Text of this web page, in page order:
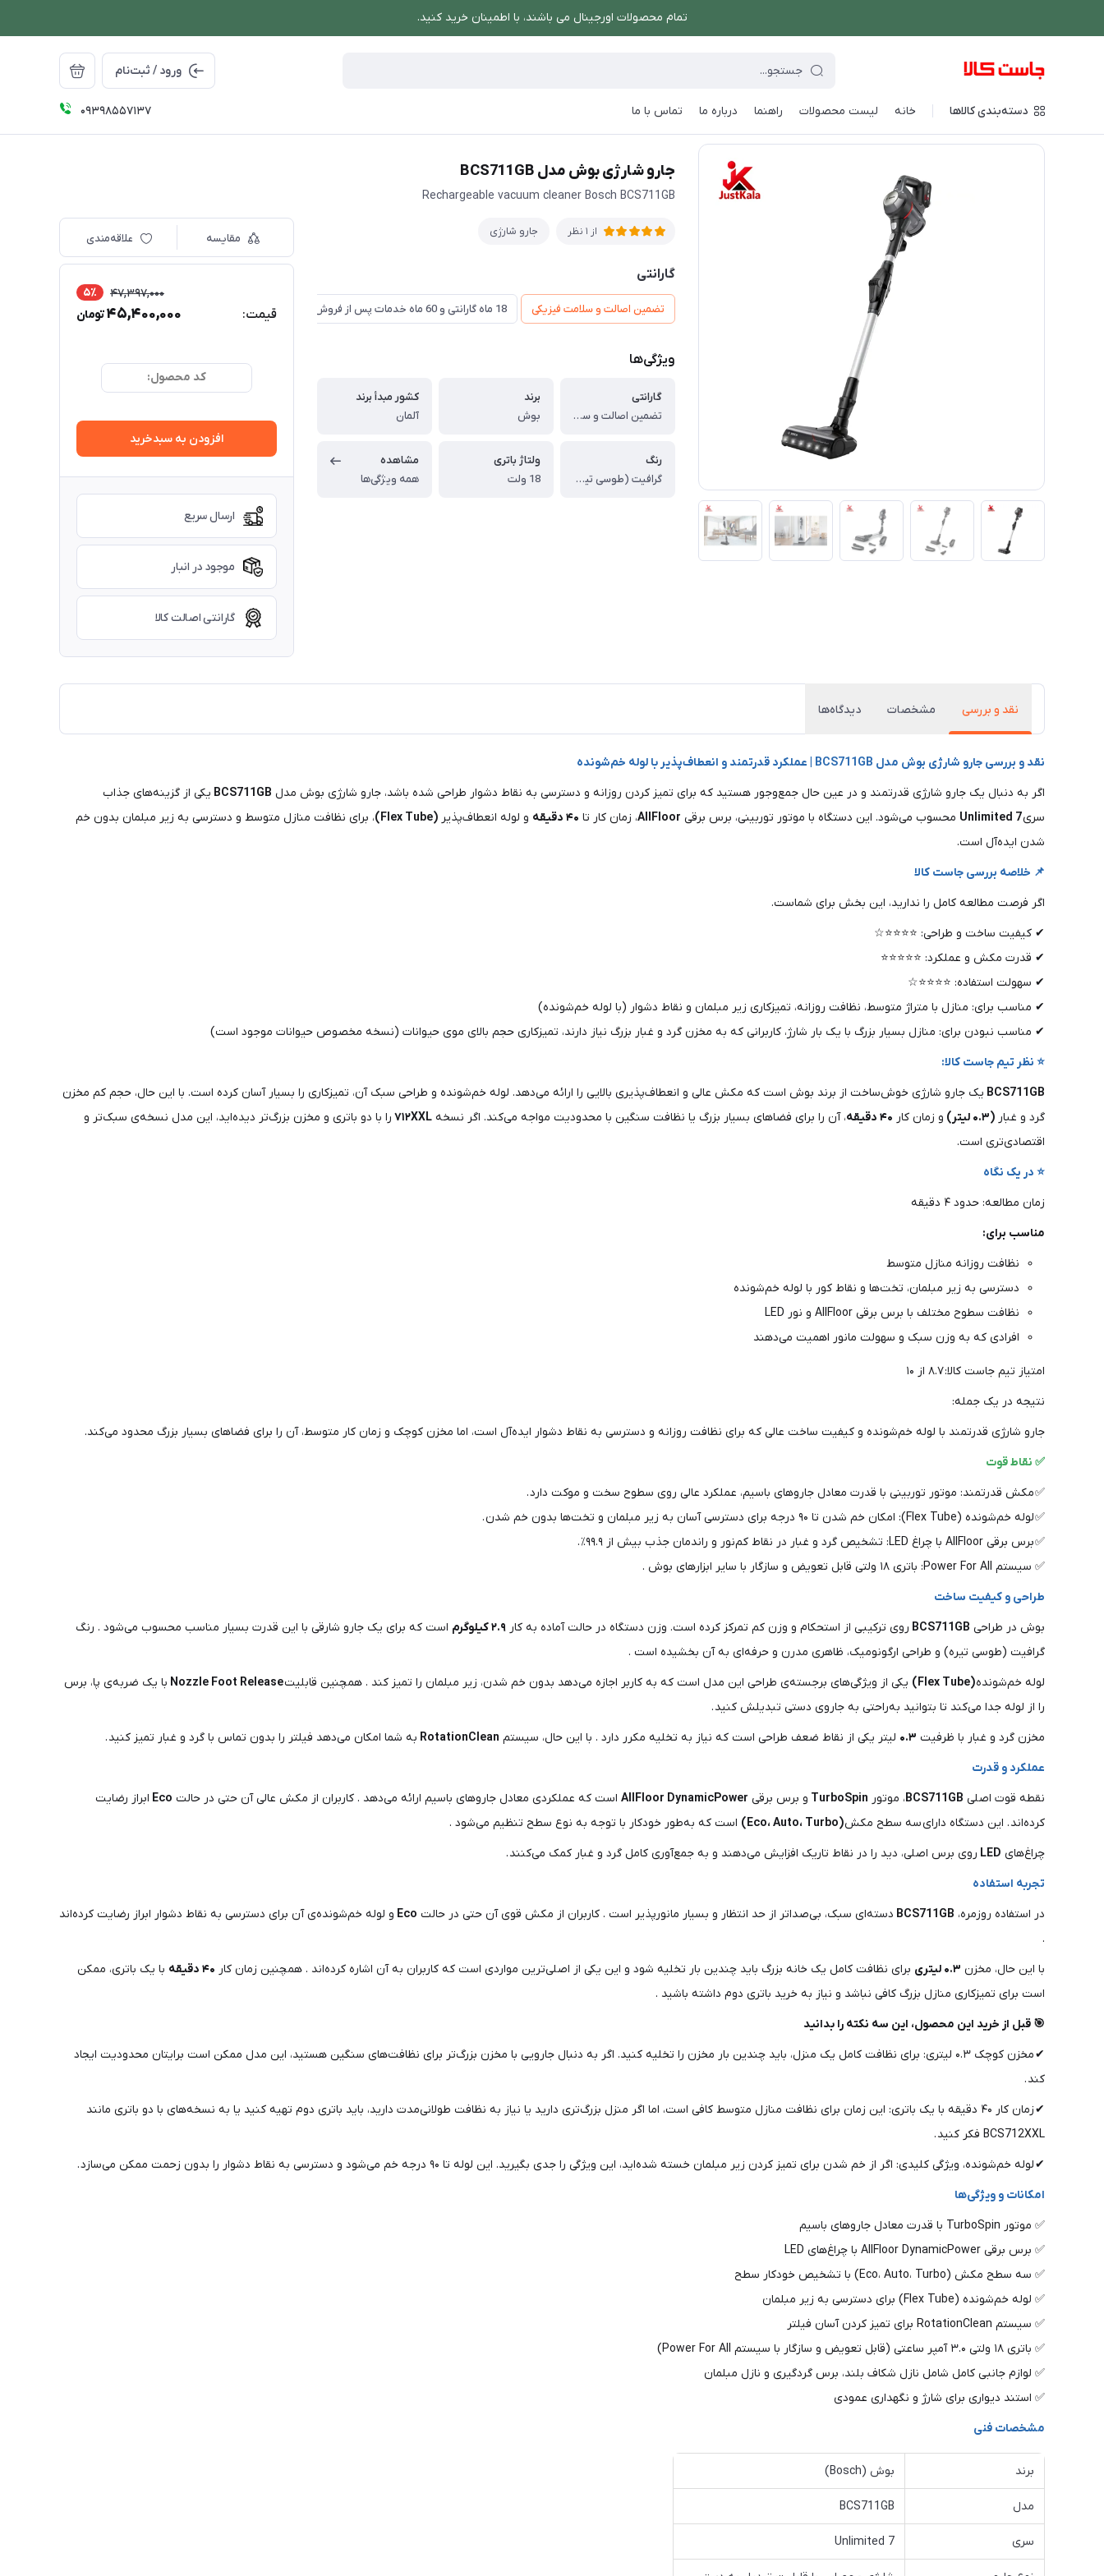
تمام محصولات اورجینال می باشند، با اطمینان خرید کنید.
ورود / ثبت‌نام
دسته‌بندی کالاها خانه لیست محصولات راهنما درباره ما تماس با ما 09398557137
فروشگاه اینترنتی جاست کالا شستشو و نظافت / جارو شارژی جارو شارژی بوش مدل BCS711GB
جارو شارژی بوش مدل BCS711GB
Rechargeable vacuum cleaner Bosch BCS711GB
از 1 نظر جارو شارژی
گارانتی
تضمین اصالت و سلامت فیزیکی 18 ماه گارانتی و 60 ماه خدمات پس از فروش و گارانتی تعویض
ویژگی‌ها
گارانتی
تضمین اصالت و سلامت کالا (اورجینال)
برند
بوش
کشور مبدأ برند
آلمان
رنگ
گرافیت (طوسی تیره)
ولتاژ باتری
18 ولت
مشاهده
همه ویژگی‌ها
مقایسه علاقه‌مندی
قیمت:
47,397,000 5٪
45,400,000تومان
کد محصول:
افزودن به سبدخرید
ارسال سریع
موجود در انبار
گارانتی اصالت کالا
نقد و بررسی مشخصات دیدگاه‌ها
نقد و بررسی جارو شارژی بوش مدل BCS711GB | عملکرد قدرتمند و انعطاف‌پذیر با لوله خم‌شونده
اگر به دنبال یک جارو شارژی قدرتمند و در عین حال جمع‌وجور هستید که برای تمیز کردن روزانه و دسترسی به نقاط دشوار طراحی شده باشد، جارو شارژی بوش مدل BCS711GB یکی از گزینه‌های جذاب
سری
محسوب می‌شود. این دستگاه با موتور توربینی، برس برقی AllFloor، زمان کار تا ۴۰ دقیقه و لوله انعطاف‌پذیر (Flex Tube)
، برای نظافت منازل متوسط و دسترسی به زیر مبلمان بدون خم
شدن ایده‌آل است.
📌 خلاصه بررسی جاست کالا
اگر فرصت مطالعه کامل را ندارید، این بخش برای شماست.
✔ کیفیت ساخت و طراحی: ⭐⭐⭐⭐☆
✔ قدرت مکش و عملکرد: ⭐⭐⭐⭐⭐
✔ سهولت استفاده: ⭐⭐⭐⭐☆
✔ مناسب برای: منازل با متراژ متوسط، نظافت روزانه، تمیزکاری زیر مبلمان و نقاط دشوار (با لوله خم‌شونده)
✔ مناسب نبودن برای: منازل بسیار بزرگ با یک بار شارژ، کاربرانی که به مخزن گرد و غبار بزرگ نیاز دارند، تمیزکاری حجم بالای موی حیوانات (نسخه مخصوص حیوانات موجود است)
⭐ نظر تیم جاست کالا:
BCS711GB یک جارو شارژی خوش‌ساخت از برند بوش است که مکش عالی و انعطاف‌پذیری بالایی را ارائه می‌دهد. لوله خم‌شونده و طراحی سبک آن، تمیزکاری را بسیار آسان کرده است. با این حال، حجم کم مخزن
گرد و غبار (۰.۳ لیتر) و زمان کار ۴۰ دقیقه ، آن را برای فضاهای بسیار بزرگ یا نظافت سنگین با محدودیت مواجه می‌کند. اگر نسخه ۷۱۲XXL را با دو باتری و مخزن بزرگ‌تر دیده‌اید، این مدل نسخه‌ی سبک‌تر و
اقتصادی‌تری است.
⭐ در یک نگاه
زمان مطالعه: حدود ۴ دقیقه
مناسب برای:
نظافت روزانه منازل متوسط
دسترسی به زیر مبلمان، تخت‌ها و نقاط کور با لوله خم‌شونده
نظافت سطوح مختلف با برس برقی AllFloor و نور LED
افرادی که به وزن سبک و سهولت مانور اهمیت می‌دهند
امتیاز تیم جاست کالا: ۸.۷ از ۱۰
نتیجه در یک جمله:
جارو شارژی قدرتمند با لوله خم‌شونده و کیفیت ساخت عالی که برای نظافت روزانه و دسترسی به نقاط دشوار ایده‌آل است، اما مخزن کوچک و زمان کار متوسط، آن را برای فضاهای بسیار بزرگ محدود می‌کند.
✅ نقاط قوت
✅ مکش قدرتمند: موتور توربینی با قدرت معادل جاروهای باسیم، عملکرد عالی روی سطوح سخت و موکت دارد .
✅ لوله خم‌شونده (Flex Tube): امکان خم شدن تا ۹۰ درجه برای دسترسی آسان به زیر مبلمان و تخت‌ها بدون خم شدن .
✅ برس برقی AllFloor با چراغ LED: تشخیص گرد و غبار در نقاط کم‌نور و راندمان جذب بیش از ۹۹.۹٪ .
✅ سیستم Power For All: باتری ۱۸ ولتی قابل تعویض و سازگار با سایر ابزارهای بوش .
طراحی و کیفیت ساخت
بوش در طراحی BCS711GB روی ترکیبی از استحکام و وزن کم تمرکز کرده است. وزن دستگاه در حالت آماده به کار ۲.۹ کیلوگرم
است که برای یک جارو شارقی با این قدرت بسیار مناسب محسوب می‌شود . رنگ
گرافیت (طوسی تیره) و طراحی ارگونومیک، ظاهری مدرن و حرفه‌ای به آن بخشیده است .
لوله خم‌شونده(Flex Tube) یکی از ویژگی‌های برجسته‌ی طراحی این مدل است که به کاربر اجازه می‌دهد بدون خم شدن، زیر مبلمان را تمیز کند . همچنین قابلیت
با یک ضربه‌ی پا، برس
را از لوله جدا می‌کند تا بتوانید به‌راحتی به جاروی دستی تبدیلش کنید .
مخزن گرد و غبار با ظرفیت ۰.۳ لیتر یکی از نقاط ضعف طراحی است که نیاز به تخلیه مکرر دارد . با این حال، سیستم RotationClean به شما امکان می‌دهد فیلتر را بدون تماس با گرد و غبار تمیز کنید .
عملکرد و قدرت
نقطه قوت اصلی BCS711GB، موتور TurboSpin و برس برقی AllFloor DynamicPower است که عملکردی معادل جاروهای باسیم ارائه می‌دهد . کاربران از مکش عالی آن حتی در حالت Eco ابراز رضایت
کرده‌اند . این دستگاه دارای سه سطح مکش(Eco، Auto، Turbo)
است که به‌طور خودکار با توجه به نوع سطح تنظیم می‌شود .
چراغ‌های LED روی برس اصلی، دید را در نقاط تاریک افزایش می‌دهند و به جمع‌آوری کامل گرد و غبار کمک می‌کنند .
تجربه استفاده
در استفاده روزمره، BCS711GB دسته‌ای سبک، بی‌صداتر از حد انتظار و بسیار مانورپذیر است . کاربران از مکش قوی آن حتی در حالت Eco و لوله خم‌شونده‌ی آن برای دسترسی به نقاط دشوار ابراز رضایت کرده‌اند
.
با این حال، مخزن ۰.۳ لیتری برای نظافت کامل یک خانه بزرگ باید چندین بار تخلیه شود و این یکی از اصلی‌ترین مواردی است که کاربران به آن اشاره کرده‌اند . همچنین زمان کار ۴۰ دقیقه
با یک باتری، ممکن
است برای تمیزکاری منازل بزرگ کافی نباشد و نیاز به خرید باتری دوم داشته باشید .
🎯 قبل از خرید این محصول، این سه نکته را بدانید
✔ مخزن کوچک ۰.۳ لیتری: برای نظافت کامل یک منزل، باید چندین بار مخزن را تخلیه کنید. اگر به دنبال جارویی با مخزن بزرگ‌تر برای نظافت‌های سنگین هستید، این مدل ممکن است برایتان محدودیت ایجاد
کند .
✔ زمان کار ۴۰ دقیقه با یک باتری: این زمان برای نظافت منازل متوسط کافی است، اما اگر منزل بزرگ‌تری دارید یا نیاز به نظافت طولانی‌مدت دارید، باید باتری دوم تهیه کنید یا به نسخه‌های با دو باتری مانند
BCS712XXL فکر کنید .
✔ لوله خم‌شونده، ویژگی کلیدی: اگر از خم شدن برای تمیز کردن زیر مبلمان خسته شده‌اید، این ویژگی را جدی بگیرید. این لوله تا ۹۰ درجه خم می‌شود و دسترسی به نقاط دشوار را بدون زحمت ممکن می‌سازد .
امکانات و ویژگی‌ها
✅ موتور TurboSpin با قدرت معادل جاروهای باسیم
✅ برس برقی AllFloor DynamicPower با چراغ‌های LED
✅ سه سطح مکش (Eco، Auto، Turbo) با تشخیص خودکار سطح
✅ لوله خم‌شونده (Flex Tube) برای دسترسی به زیر مبلمان
✅ سیستم RotationClean برای تمیز کردن آسان فیلتر
✅ باتری ۱۸ ولتی ۳.۰ آمپر ساعتی (قابل تعویض و سازگار با سیستم Power For All)
✅ لوازم جانبی کامل شامل نازل شکاف بلند، برس گردگیری و نازل مبلمان
✅ استند دیواری برای شارژ و نگهداری عمودی
مشخصات فنی
برند بوش (Bosch)
مدل BCS711GB
سری Unlimited 7